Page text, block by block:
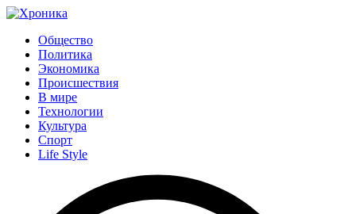
Общество
Политика
Экономика
Происшествия
В мире
Технологии
Культура
Спорт
Life Style